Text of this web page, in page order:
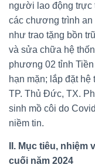
người lao động trực
các chương trình
như trao tặng bồn
và sửa chữa hệ
phương 02 tỉnh
hạn mặn; lắp đặt
TP. Thủ Đức, TX.
sinh mồ côi do
niềm tin.
II. Mục tiêu,
cuối năm 2024